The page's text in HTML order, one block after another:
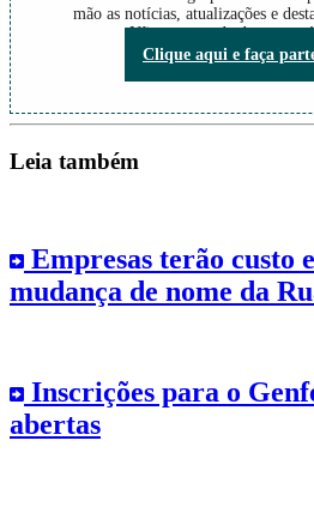
mão as notícias, atualizações e
Não perca nada do que
Clique aqui e faça
Leia também
Empresas terão custo
mudança de nome da
Inscrições para o
abertas